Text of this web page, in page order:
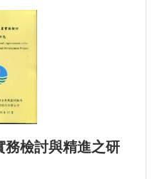
務檢討與精進之研